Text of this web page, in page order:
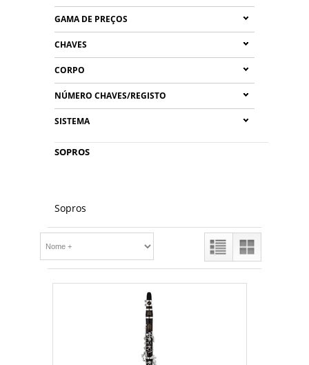
GAMA DE PREÇOS
CHAVES
CORPO
NÚMERO CHAVES/REGISTO
SISTEMA
SOPROS
Sopros